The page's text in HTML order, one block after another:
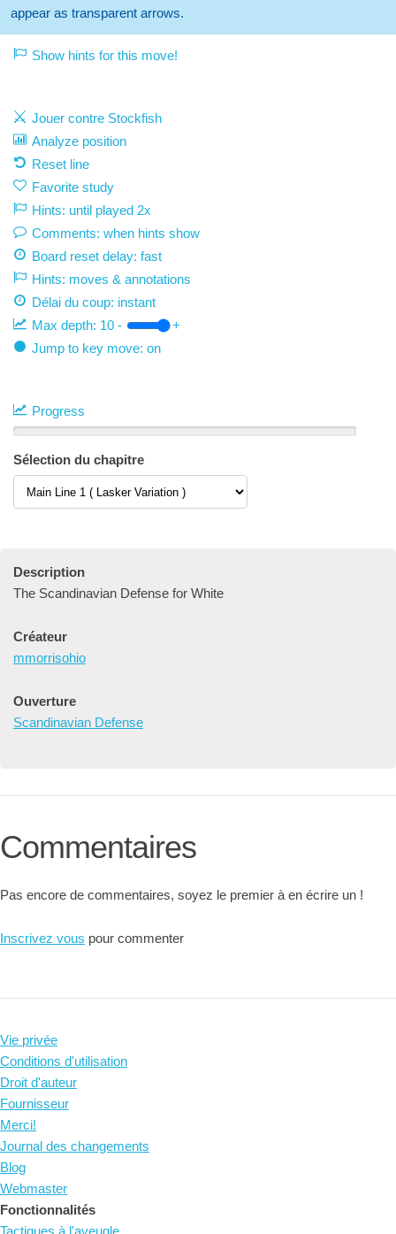
appear as transparent arrows.
Show hints for this move!
Jouer contre Stockfish
Analyze position
Reset line
Favorite study
Hints: until played 2x
Comments: when hints show
Board reset delay: fast
Hints: moves & annotations
Délai du coup: instant
Max depth: 10 -
+
Jump to key move: on
Progress
Sélection du chapitre
Description
The Scandinavian Defense for White
Créateur
mmorrisohio
Ouverture
Scandinavian Defense
Commentaires
Pas encore de commentaires, soyez le premier à en écrire un !
Inscrivez vous pour commenter
Vie privée
Conditions d'utilisation
Droit d'auteur
Fournisseur
Merci!
Journal des changements
Blog
Webmaster
Fonctionnalités
Tactiques à l'aveugle